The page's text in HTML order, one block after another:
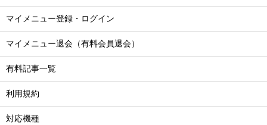
マイメニュー登録・ログイン
マイメニュー退会（有料会員退会）
有料記事一覧
利用規約
対応機種